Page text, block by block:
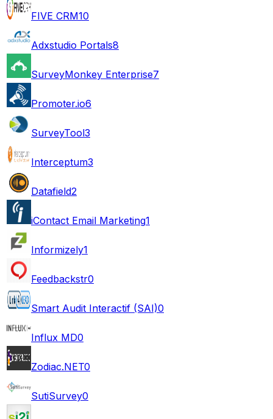
FIVE CRM10
Adxstudio Portals8
SurveyMonkey Enterprise7
Promoter.io6
SurveyTool3
Interceptum3
Datafield2
iContact Email Marketing1
Informizely1
Feedbackstr0
Smart Audit Interactif (SAI)0
Influx MD0
Zodiac.NET0
SutiSurvey0